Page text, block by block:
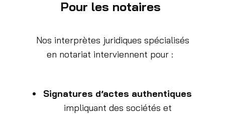
Pour les notaires
Nos interprètes juridiques spécialisés
en notariat interviennent pour :
Signatures d’actes authentiques
impliquant des sociétés et